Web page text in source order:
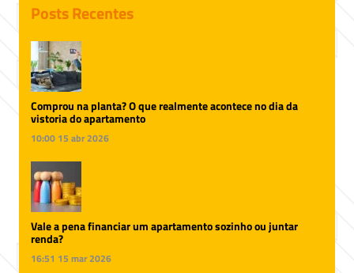
Posts Recentes
Comprou na planta? O que realmente acontece no dia da
vistoria do apartamento
10:00 15 abr 2026
Vale a pena financiar um apartamento sozinho ou juntar
renda?
16:51 15 mar 2026